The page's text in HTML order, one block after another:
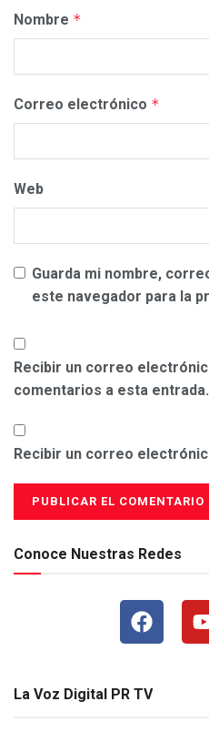
Nombre *
Correo electrónico *
Web
Guarda mi nombre,
este navegador para la
Recibir un correo
comentarios a esta entrada.
Recibir un correo
Conoce Nuestras Redes
La Voz Digital PR TV